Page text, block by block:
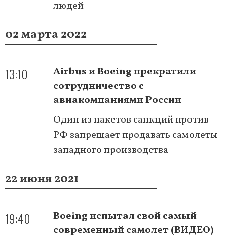
людей
02 марта 2022
13:10
Airbus и Boeing прекратили
сотрудничество с
авиакомпаниями России
Один из пакетов санкций против
РФ запрещает продавать самолеты
западного производства
22 июня 2021
19:40
Boeing испытал свой самый
современный самолет (ВИДЕО)